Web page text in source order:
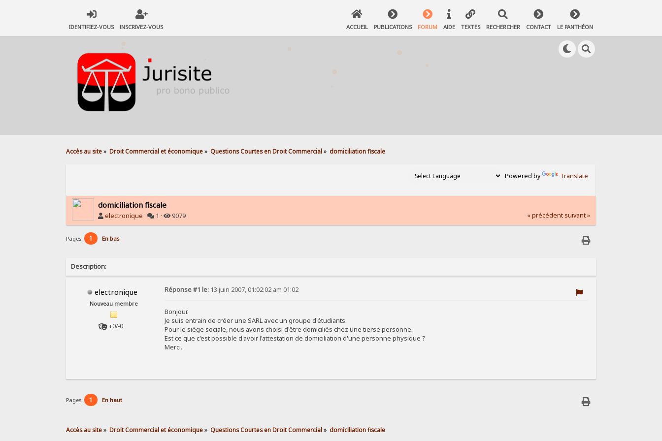
IDENTIFIEZ-VOUS INSCRIVEZ-VOUS ACCUEIL PUBLICATIONS FORUM AIDE TEXTES RECHERCHER CONTACT LE PANTHÉON
Accès au site» Droit Commercial et économique» Questions Courtes en Droit Commercial» domiciliation fiscale
Powered by Translate
domiciliation fiscale
electronique · 1 · 9079 « précédent suivant »
Pages: 1 En bas
Description:
electronique
Nouveau membre
+0/-0
Réponse #1 le: 13 juin 2007, 01:02:02 am 01:02
Bonjour.
Je suis entrain de créer une SARL avec un groupe d'étudiants.
Pour le siège sociale, nous avons choisi d'être domiciliés chez une tierse personne.
Est ce que c'est possible d'avoir l'attestation de domiciliation d'une personne physique ?
Merci.
Pages: 1 En haut
Accès au site» Droit Commercial et économique» Questions Courtes en Droit Commercial» domiciliation fiscale